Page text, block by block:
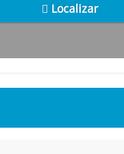
Localizar